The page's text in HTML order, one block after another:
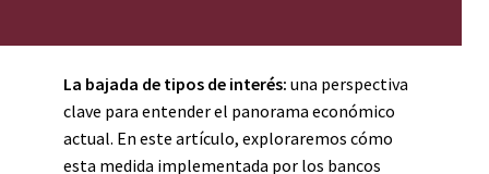
La bajada de tipos de interés: una perspectiva
clave para entender el panorama económico
actual. En este artículo, exploraremos cómo
esta medida implementada por los bancos